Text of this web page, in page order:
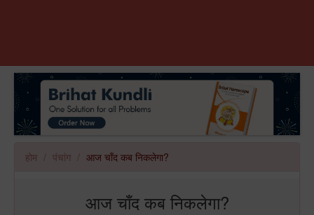
होम पंचांग आज चाँद कब निकलेगा?
आज चाँद कब निकलेगा?